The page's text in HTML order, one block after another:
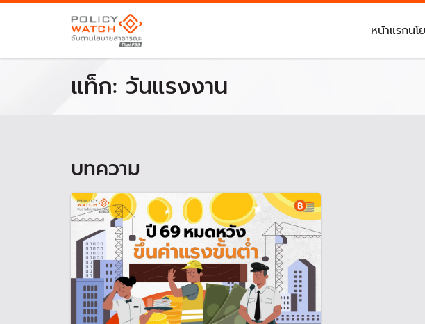
หน้าแรกนโ
แท็ก: วันแรงงาน
บทความ